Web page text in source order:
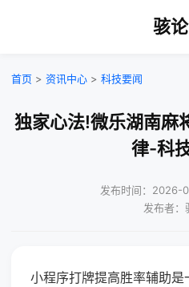
骇
首页 > 资讯中心 > 科技要闻
独家心法!微乐湖南麻
律-科
发布时间：2026-
发布者：
小程序打牌提高胜率辅助